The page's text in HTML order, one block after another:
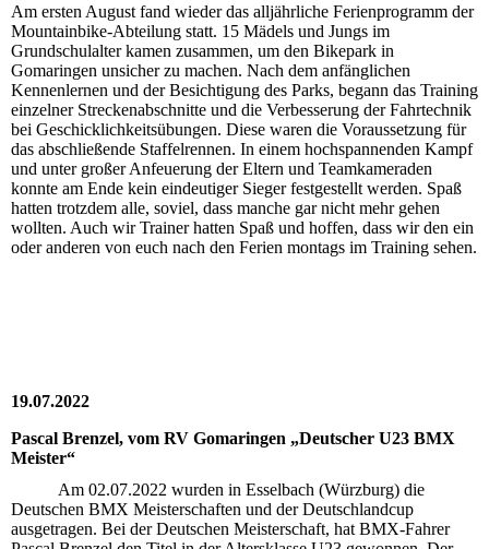
Am ersten August fand wieder das alljährliche Ferienprogramm der
Mountainbike-Abteilung statt. 15 Mädels und Jungs im
Grundschulalter kamen zusammen, um den Bikepark in
Gomaringen unsicher zu machen. Nach dem anfänglichen
Kennenlernen und der Besichtigung des Parks, begann das Training
einzelner Streckenabschnitte und die Verbesserung der Fahrtechnik
bei Geschicklichkeitsübungen. Diese waren die Voraussetzung für
das abschließende Staffelrennen. In einem hochspannenden Kampf
und unter großer Anfeuerung der Eltern und Teamkameraden
konnte am Ende kein eindeutiger Sieger festgestellt werden. Spaß
hatten trotzdem alle, soviel, dass manche gar nicht mehr gehen
wollten. Auch wir Trainer hatten Spaß und hoffen, dass wir den ein
oder anderen von euch nach den Ferien montags im Training sehen.
19.07.2022
Pascal Brenzel, vom RV Gomaringen „Deutscher U23 BMX
Meister“
Am 02.07.2022 wurden in Esselbach (Würzburg) die
Deutschen BMX Meisterschaften und der Deutschlandcup
ausgetragen. Bei der Deutschen Meisterschaft, hat BMX-Fahrer